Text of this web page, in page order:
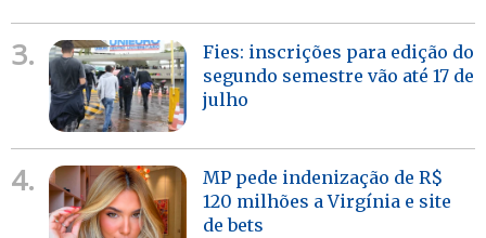
3.
Fies: inscrições para edição do
segundo semestre vão até 17 de
julho
4.
MP pede indenização de R$
120 milhões a Virgínia e site
de bets